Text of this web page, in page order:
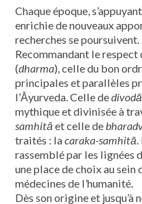
Chaque époque,
enrichie de nouveaux
recherches se poursuivent.
Recommandant le
(dharma), celle du bon
principales et parallèles
l’Āyurveda. Celle de
mythique et divinisée à
samhitā et celle de
traités : lacaraka-samhitā.
rassemblé par les lignées
une place de choix au
médecines de l’humanité.
Dès son origine et jusqu’à